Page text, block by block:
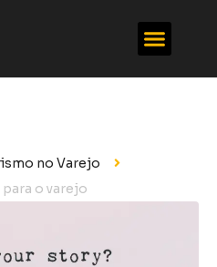
no Varejo
o varejo